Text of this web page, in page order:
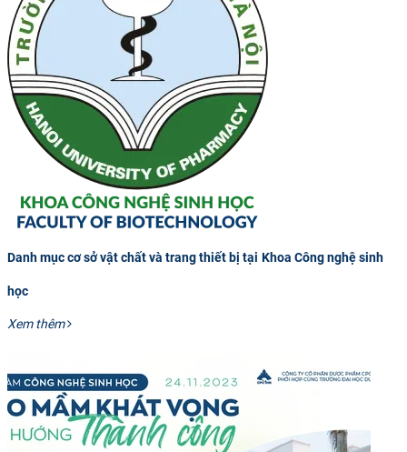
Danh mục cơ sở vật chất và trang thiết bị tại Khoa Công nghệ sinh
học
Xem thêm